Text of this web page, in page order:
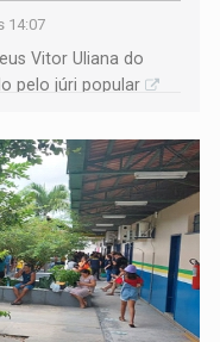
14:07
Vitor Uliana do
pelo júri popular